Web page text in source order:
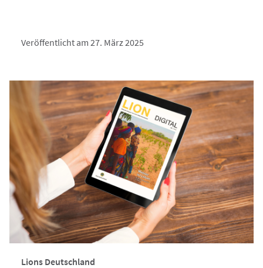
Veröffentlicht am 27. März 2025
Lions Deutschland